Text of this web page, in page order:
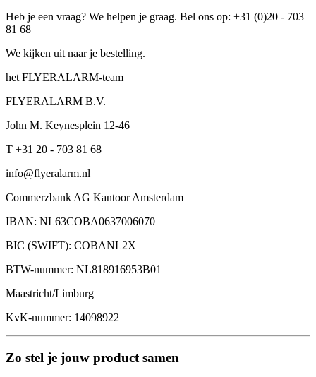
Heb je een vraag? We helpen je graag. Bel ons op: +31 (0)20 - 703
81 68
We kijken uit naar je bestelling.
het FLYERALARM-team
FLYERALARM B.V.
John M. Keynesplein 12-46
T +31 20 - 703 81 68
info@flyeralarm.nl
Commerzbank AG Kantoor Amsterdam
IBAN: NL63COBA0637006070
BIC (SWIFT): COBANL2X
BTW-nummer: NL818916953B01
Maastricht/Limburg
KvK-nummer: 14098922
Zo stel je jouw product samen